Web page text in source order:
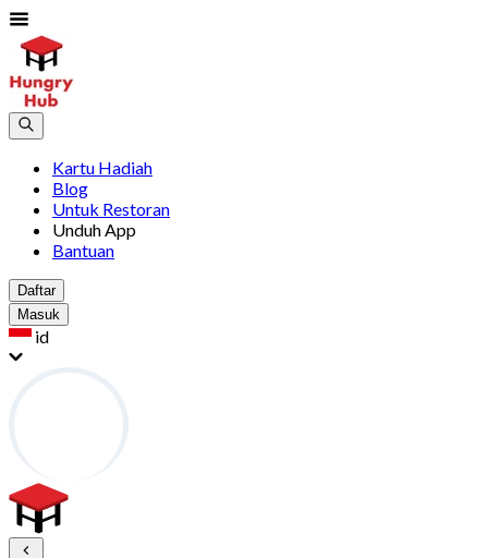
Kartu Hadiah
Blog
Untuk Restoran
Unduh App
Bantuan
Daftar
Masuk
id